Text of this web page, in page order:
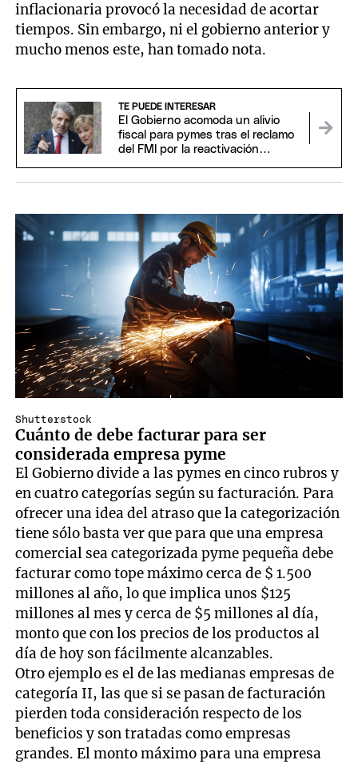
inflacionaria provocó la necesidad de acortar
tiempos. Sin embargo, ni el gobierno anterior y
mucho menos este, han tomado nota.
TE PUEDE INTERESAR
El Gobierno acomoda un alivio
fiscal para pymes tras el reclamo
del FMI por la reactivación
Shutterstock
Cuánto de debe facturar para ser
considerada empresa pyme
El Gobierno divide a las pymes en cinco rubros y
en cuatro categorías según su facturación. Para
ofrecer una idea del atraso que la categorización
tiene sólo basta ver que para que una empresa
comercial sea categorizada pyme pequeña debe
facturar como tope máximo cerca de $ 1.500
millones al año, lo que implica unos $125
millones al mes y cerca de $5 millones al día,
monto que con los precios de los productos al
día de hoy son fácilmente alcanzables.
Otro ejemplo es el de las medianas empresas de
categoría II, las que si se pasan de facturación
pierden toda consideración respecto de los
beneficios y son tratadas como empresas
grandes. El monto máximo para una empresa